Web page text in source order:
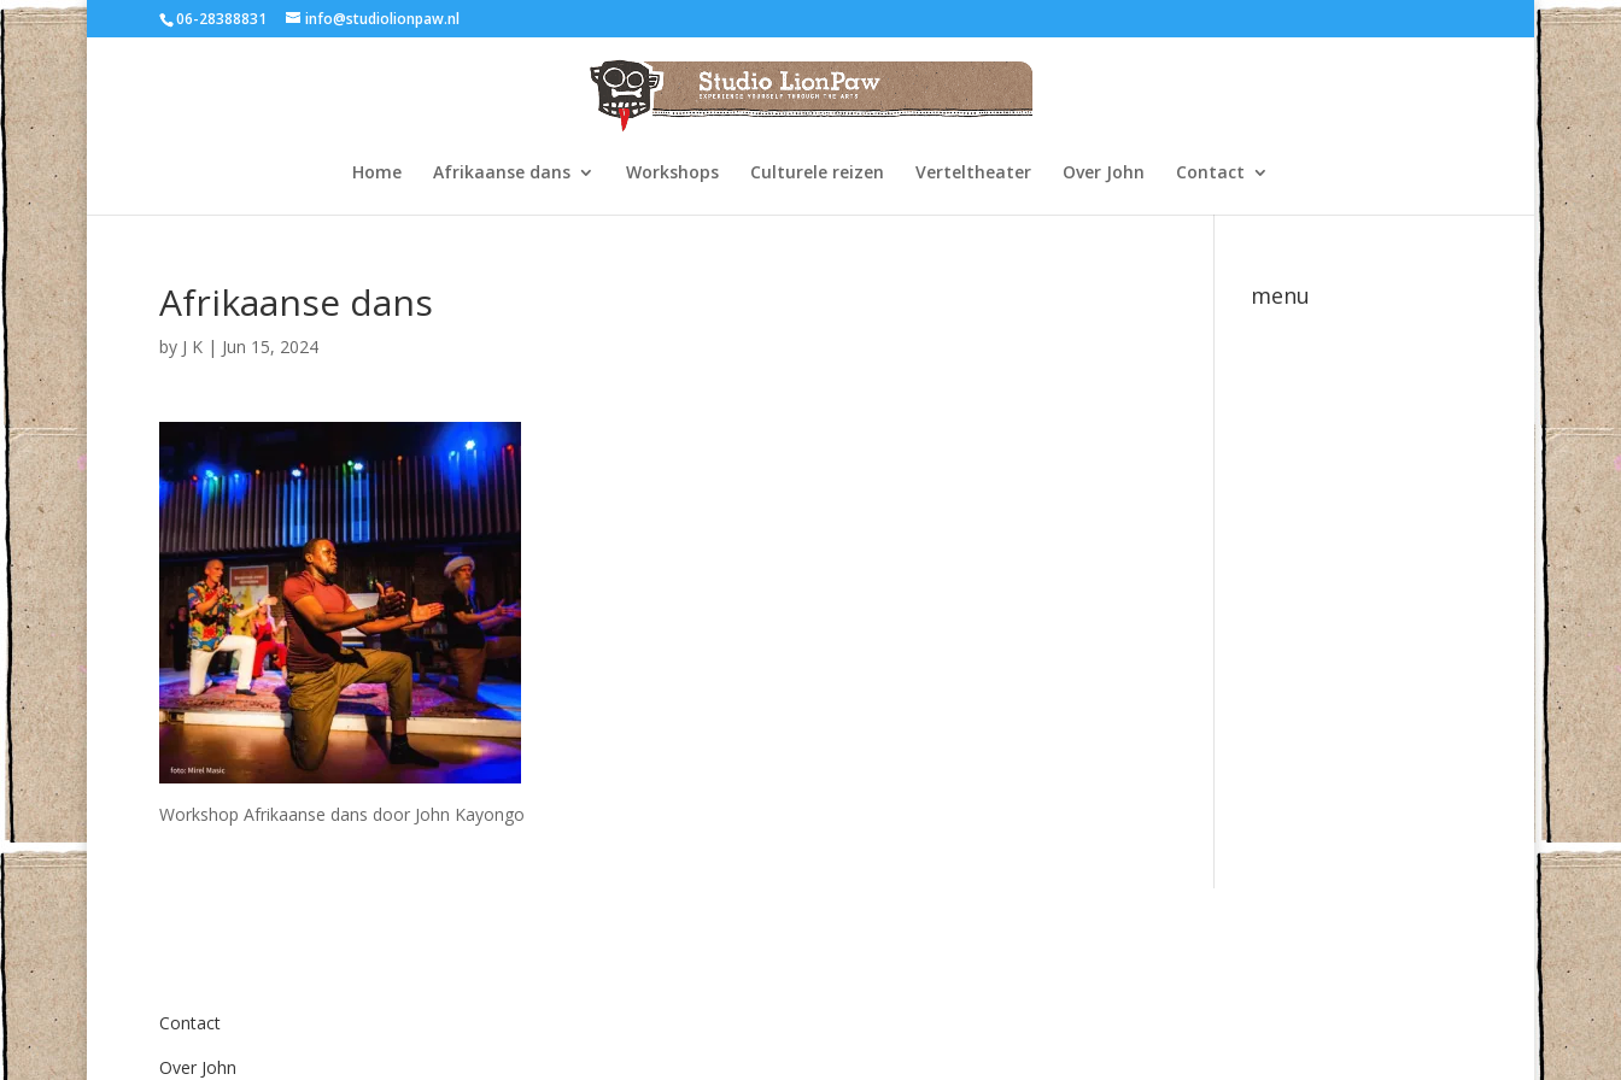
06-28388831 info@studiolionpaw.nl
Home Afrikaanse dans Workshops Culturele reizen Verteltheater Over John Contact
Afrikaanse dans
by J K | Jun 15, 2024
Workshop Afrikaanse dans door John Kayongo
menu
Contact
Over John